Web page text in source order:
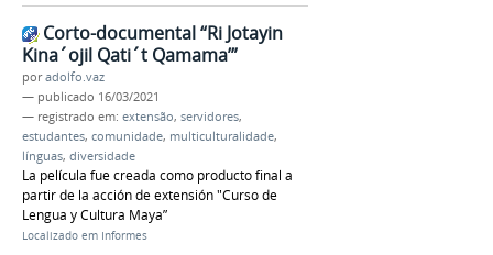
Corto-documental “Ri Jotayin
Kina´ojil Qati´t Qamama’”
poradolfo.vaz
— publicado 16/03/2021
— registrado em: extensão, servidores,
estudantes, comunidade, multiculturalidade,
línguas, diversidade
La película fue creada como producto final a
partir de la acción de extensión "Curso de
Lengua y Cultura Maya”
Localizado em Informes